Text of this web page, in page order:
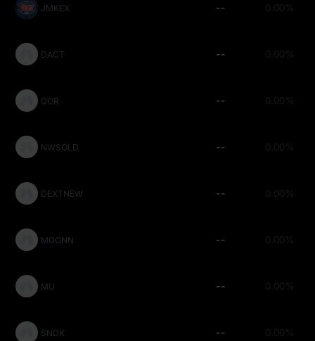
JMKEX -- 0.00%
DACT -- 0.00%
QOR -- 0.00%
NWSOLD -- 0.00%
DEXTNEW -- 0.00%
MOONN -- 0.00%
MU -- 0.00%
SNDK -- 0.00%